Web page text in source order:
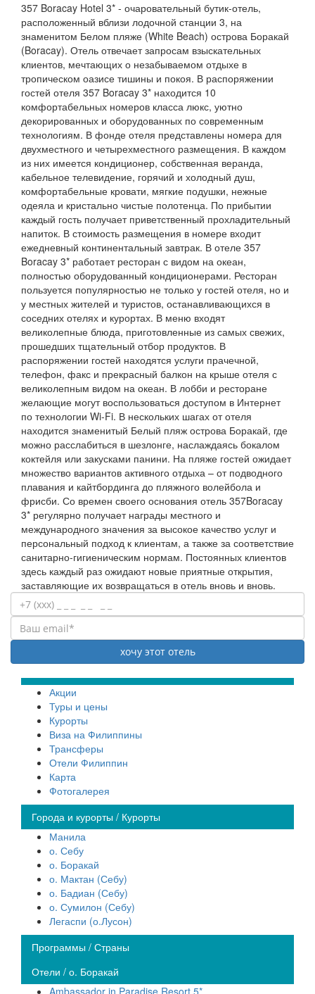
357 Boracay Hotel 3* - очаровательный бутик-отель,
расположенный вблизи лодочной станции 3, на
знаменитом Белом пляже (White Beach) острова Боракай
(Boracay). Отель отвечает запросам взыскательных
клиентов, мечтающих о незабываемом отдыхе в
тропическом оазисе тишины и покоя. В распоряжении
гостей отеля 357 Boracay 3* находится 10
комфортабельных номеров класса люкс, уютно
декорированных и оборудованных по современным
технологиям. В фонде отеля представлены номера для
двухместного и четырехместного размещения. В каждом
из них имеется кондиционер, собственная веранда,
кабельное телевидение, горячий и холодный душ,
комфортабельные кровати, мягкие подушки, нежные
одеяла и кристально чистые полотенца. По прибытии
каждый гость получает приветственный прохладительный
напиток. В стоимость размещения в номере входит
ежедневный континентальный завтрак. В отеле 357
Boracay 3* работает ресторан с видом на океан,
полностью оборудованный кондиционерами. Ресторан
пользуется популярностью не только у гостей отеля, но и
у местных жителей и туристов, останавливающихся в
соседних отелях и курортах. В меню входят
великолепные блюда, приготовленные из самых свежих,
прошедших тщательный отбор продуктов. В
распоряжении гостей находятся услуги прачечной,
телефон, факс и прекрасный балкон на крыше отеля с
великолепным видом на океан. В лобби и ресторане
желающие могут воспользоваться доступом в Интернет
по технологии Wi-Fi. В нескольких шагах от отеля
находится знаменитый Белый пляж острова Боракай, где
можно расслабиться в шезлонге, наслаждаясь бокалом
коктейля или закусками панини. На пляже гостей ожидает
множество вариантов активного отдыха – от подводного
плавания и кайтбординга до пляжного волейбола и
фрисби. Со времен своего основания отель 357Boracay
3* регулярно получает награды местного и
международного значения за высокое качество услуг и
персональный подход к клиентам, а также за соответствие
санитарно-гигиеническим нормам. Постоянных клиентов
здесь каждый раз ожидают новые приятные открытия,
заставляющие их возвращаться в отель вновь и вновь.
Акции
Туры и цены
Курорты
Виза на Филиппины
Трансферы
Отели Филиппин
Карта
Фотогалерея
Города и курорты / Курорты
Манила
о. Себу
о. Боракай
о. Мактан (Себу)
о. Бадиан (Себу)
о. Сумилон (Себу)
Легаспи (о.Лусон)
Программы / Страны
Отели / о. Боракай